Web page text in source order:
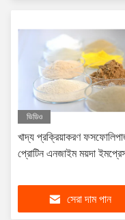
ভিডিও
খাদ্য প্রক্রিয়াকরণ
প্রোটিন এনজাইম ময়দা
সেরা দাম পান